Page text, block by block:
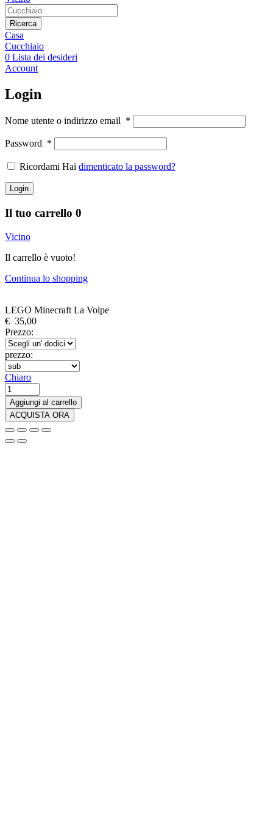
Ricerca
Casa
Cucchiaio
0 Lista dei desideri
Account
Login
Nome utente o indirizzo email *
Password *
Ricordami Hai dimenticato la password?
Login
Il tuo carrello 0
Vicino
Il carrello è vuoto!
Continua lo shopping
LEGO Minecraft La Volpe
€ 35,00
Prezzo:
prezzo:
Chiaro
LEGO
Minecraft
La
Volpe
quantità
Aggiungi al carrello
ACQUISTA ORA